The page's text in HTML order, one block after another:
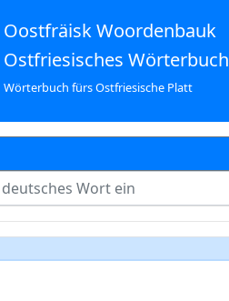
Oostfräisk Woordenbauk
Ostfriesisches Wörterbuch
Wörterbuch fürs Ostfriesische Platt